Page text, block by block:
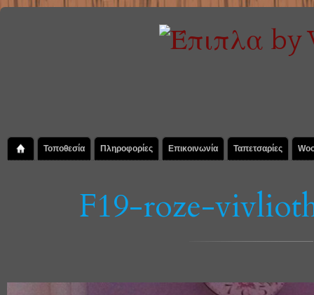
Τοποθεσία Πληροφορίες Επικοινωνία Ταπετσαρίες
F19-roze-